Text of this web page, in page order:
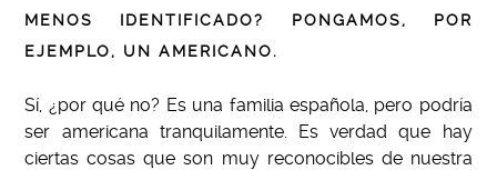
MENOS IDENTIFICADO? PONGAMOS, POR
EJEMPLO, UN AMERICANO.
Sí, ¿por qué no? Es una familia española, pero podría
ser americana tranquilamente. Es verdad que hay
ciertas cosas que son muy reconocibles de nuestra